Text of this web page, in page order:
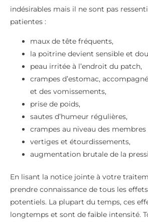
indésirables mais il ne sont pas
patientes :
maux de tête fréquents,
la poitrine devient sensible et
peau irritée à l’endroit du patch,
crampes d’estomac,
et des vomissements,
prise de poids,
sautes d’humeur régulières,
crampes au niveau des
vertiges et étourdissements,
augmentation brutale de la
En lisant la notice jointe à votre
prendre connaissance de tous les
potentiels. La plupart du temps, ces
longtemps et sont de faible intensité.